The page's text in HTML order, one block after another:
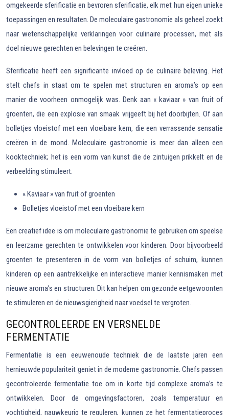
omgekeerde sferificatie en bevroren sferificatie, elk met hun eigen unieke
toepassingen en resultaten. De moleculaire gastronomie als geheel zoekt
naar wetenschappelijke verklaringen voor culinaire processen, met als
doel nieuwe gerechten en belevingen te creëren.
Sferificatie heeft een significante invloed op de culinaire beleving. Het
stelt chefs in staat om te spelen met structuren en aroma’s op een
manier die voorheen onmogelijk was. Denk aan « kaviaar » van fruit of
groenten, die een explosie van smaak vrijgeeft bij het doorbijten. Of aan
bolletjes vloeistof met een vloeibare kern, die een verrassende sensatie
creëren in de mond. Moleculaire gastronomie is meer dan alleen een
kooktechniek; het is een vorm van kunst die de zintuigen prikkelt en de
verbeelding stimuleert.
« Kaviaar » van fruit of groenten
Bolletjes vloeistof met een vloeibare kern
Een creatief idee is om moleculaire gastronomie te gebruiken om speelse
en leerzame gerechten te ontwikkelen voor kinderen. Door bijvoorbeeld
groenten te presenteren in de vorm van bolletjes of schuim, kunnen
kinderen op een aantrekkelijke en interactieve manier kennismaken met
nieuwe aroma’s en structuren. Dit kan helpen om gezonde eetgewoonten
te stimuleren en de nieuwsgierigheid naar voedsel te vergroten.
GECONTROLEERDE EN VERSNELDE
FERMENTATIE
Fermentatie is een eeuwenoude techniek die de laatste jaren een
hernieuwde populariteit geniet in de moderne gastronomie. Chefs passen
gecontroleerde fermentatie toe om in korte tijd complexe aroma’s te
ontwikkelen. Door de omgevingsfactoren, zoals temperatuur en
vochtigheid, nauwkeurig te reguleren, kunnen ze het fermentatieproces